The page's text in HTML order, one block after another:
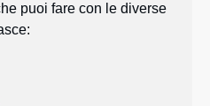
puoi fare con le diverse